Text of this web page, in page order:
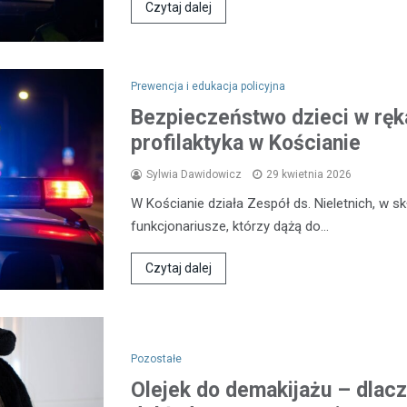
Czytaj dalej
Prewencja i edukacja policyjna
Bezpieczeństwo dzieci w
profilaktyka w Kościanie
Sylwia Dawidowicz 29 kwietnia 2026
W Kościanie działa Zespół ds. Nieletnich, w
funkcjonariusze, którzy dążą do…
Czytaj dalej
Pozostałe
Olejek do demakijażu –